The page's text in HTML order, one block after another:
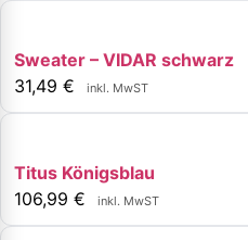
Sweater – VIDAR schwarz
31,49 € inkl. MwST
Titus Königsblau
106,99 € inkl. MwST